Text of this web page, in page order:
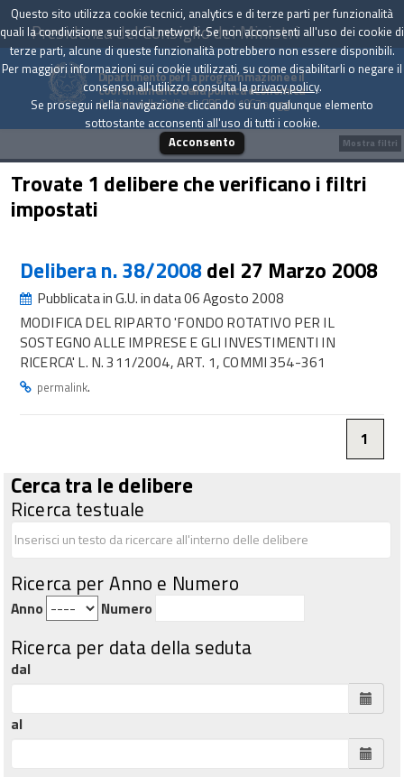
Presidenza del Consiglio dei Ministri
Dipartimento per la programmazione e il
coordinamento della politica economica
Archivio delle Delibere CIPE dal 1967 a oggi
Trovate 1 delibere che verificano i filtri
impostati
Delibera n. 38/2008del 27 Marzo 2008
Pubblicata in G.U. in data 06 Agosto 2008
MODIFICA DEL RIPARTO 'FONDO ROTATIVO PER IL
SOSTEGNO ALLE IMPRESE E GLI INVESTIMENTI IN
RICERCA' L. N. 311/2004, ART. 1, COMMI 354-361
permalink.
1
Cerca tra le delibere
Ricerca testuale
Ricerca per Anno e Numero
Anno Numero
Ricerca per data della seduta
dal
al
Mostra filtri
Questo sito utilizza cookie tecnici, analytics e di terze parti per funzionalità
quali la condivisione sui social network. Se non acconsenti all'uso dei cookie di
terze parti, alcune di queste funzionalità potrebbero non essere disponibili.
Per maggiori informazioni sui cookie utilizzati, su come disabilitarli o negare il
consenso all'utilizzo consulta laprivacy policy.
Se prosegui nella navigazione cliccando su un qualunque elemento
sottostante acconsenti all'uso di tutti i cookie.
Acconsento